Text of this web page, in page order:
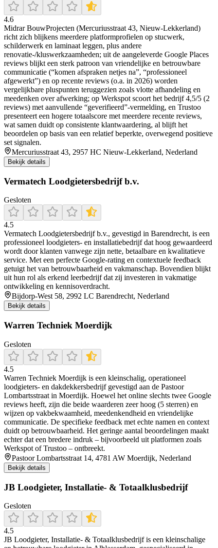
4.6
Midrar BouwProjecten (Mercuriusstraat 43, Nieuw-Lekkerland)
richt zich blijkens meerdere platformprofielen op stucwerk,
schilderwerk en laminaat leggen, plus andere
renovatie-/kluswerkzaamheden; uit de aangeleverde Google Places
reviews blijkt een sterk patroon van vriendelijke en betrouwbare
communicatie (“komen afspraken netjes na”, “professioneel
afgewerkt”) en op recente reviews (o.a. in 2026) worden
vergelijkbare pluspunten teruggezien zoals vlotte afhandeling en
meedenken over afwerking; op Werkspot scoort het bedrijf 4,5/5 (2
reviews) met aanvullende “geverifieerd”-vermelding, en Trustoo
presenteert een hogere totaalscore met meerdere recente reviews,
wat samen duidt op consistente klantwaardering, al blijft het
beoordelen op basis van een relatief beperkte, overwegend positieve
set signalen.
Mercuriusstraat 43, 2957 HC Nieuw-Lekkerland, Nederland
Bekijk details
Vermatech Loodgietersbedrijf b.v.
Gesloten
4.5
Vermatech Loodgietersbedrijf b.v., gevestigd in Barendrecht, is een
professioneel loodgieters- en installatiebedrijf dat hoog gewaardeerd
wordt door klanten vanwege zijn nette, betaalbare en kwalitatieve
service. Met een perfecte Google-rating en contextuele feedback
getuigt het van betrouwbaarheid en vakmanschap. Bovendien blijkt
uit hun rol als erkend leerbedrijf dat zij investeren in vakmatige
ontwikkeling en kennisoverdracht.
Bijdorp-West 58, 2992 LC Barendrecht, Nederland
Bekijk details
Warren Techniek Moerdijk
Gesloten
4.5
Warren Techniek Moerdijk is een kleinschalig, operationeel
loodgieters- en dakdekkersbedrijf gevestigd aan de Pastoor
Lombartsstraat in Moerdijk. Hoewel het online slechts twee Google
reviews heeft, zijn die beide waarderen zeer hoog (5 sterren) en
wijzen op vakbekwaamheid, meedenkendheid en vriendelijke
communicatie. De specifieke feedback met echte namen en context
duidt op betrouwbaarheid. Het geringe aantal beoordelingen maakt
echter dat een bredere indruk – bijvoorbeeld uit platformen zoals
Werkspot of Trustoo – ontbreekt.
Pastoor Lombartsstraat 14, 4781 AW Moerdijk, Nederland
Bekijk details
JB Loodgieter, Installatie- & Totaalklusbedrijf
Gesloten
4.5
JB Loodgieter, Installatie‑ & Totaalklusbedrijf is een kleinschalige